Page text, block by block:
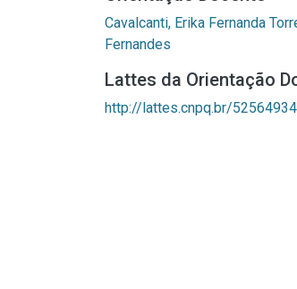
Cavalcanti, Erika Fernanda
Fernandes
Lattes da Orientação
http://lattes.cnpq.br/